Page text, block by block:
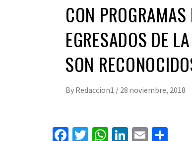
CON
EGRESADOS DE
SON
By Redaccion1 / 28 noviembre, 2018
Facebook
Twitter
WhatsApp
LinkedIn
Email